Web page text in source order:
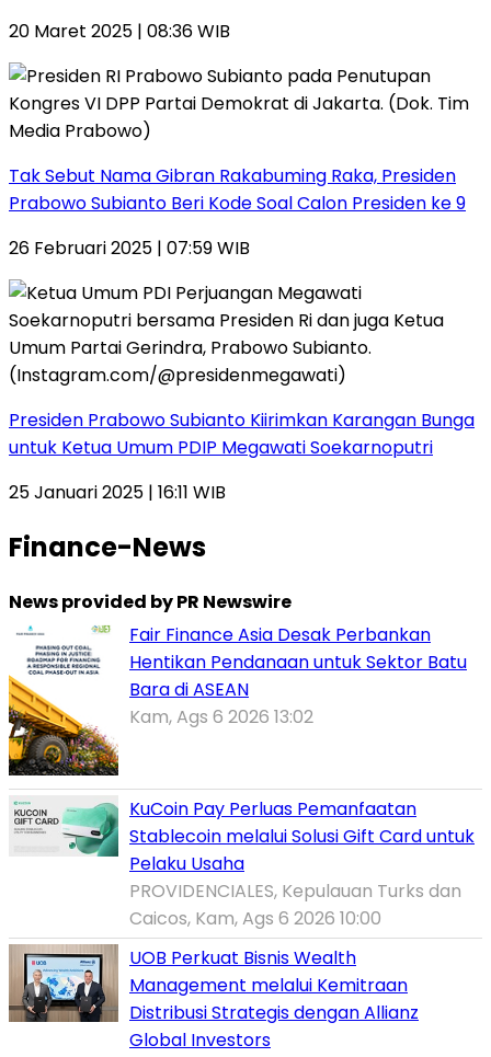
20 Maret 2025 | 08:36 WIB
Tak Sebut Nama Gibran Rakabuming Raka, Presiden
Prabowo Subianto Beri Kode Soal Calon Presiden ke 9
26 Februari 2025 | 07:59 WIB
Presiden Prabowo Subianto Kiirimkan Karangan Bunga
untuk Ketua Umum PDIP Megawati Soekarnoputri
25 Januari 2025 | 16:11 WIB
Finance-News
News provided by PR Newswire
Fair Finance Asia Desak Perbankan
Hentikan Pendanaan untuk Sektor Batu
Bara di ASEAN
Kam, Ags 6 2026 13:02
KuCoin Pay Perluas Pemanfaatan
Stablecoin melalui Solusi Gift Card untuk
Pelaku Usaha
PROVIDENCIALES, Kepulauan Turks dan
Caicos, Kam, Ags 6 2026 10:00
UOB Perkuat Bisnis Wealth
Management melalui Kemitraan
Distribusi Strategis dengan Allianz
Global Investors